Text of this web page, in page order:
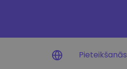
Pieteikšanās